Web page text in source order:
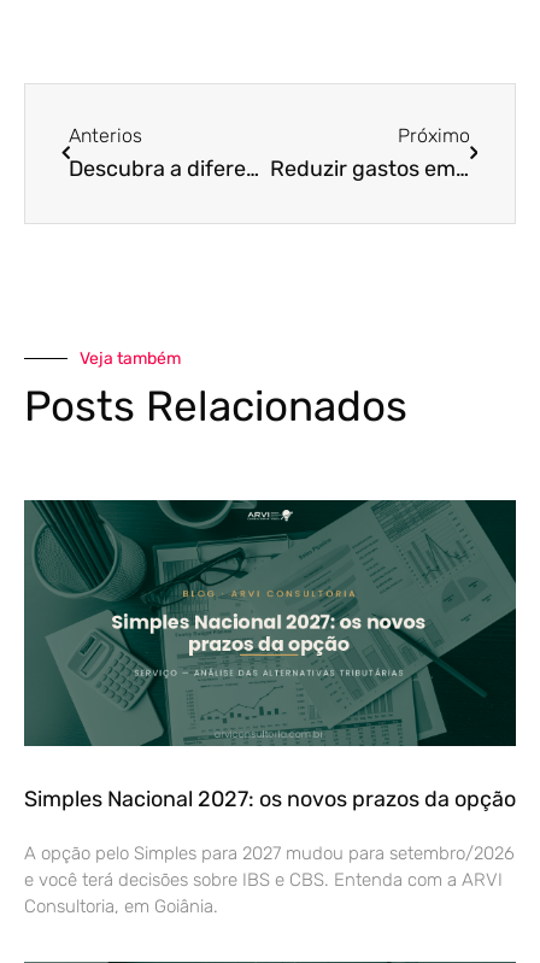
Anterios
Descubra a diferença entre mapeamento de processos e gestão por processos
Próximo
Reduzir gastos em laboratórios é possível. Saiba como
Veja também
Posts Relacionados
Simples Nacional 2027: os novos prazos da opção
A opção pelo Simples para 2027 mudou para setembro/2026
e você terá decisões sobre IBS e CBS. Entenda com a ARVI
Consultoria, em Goiânia.